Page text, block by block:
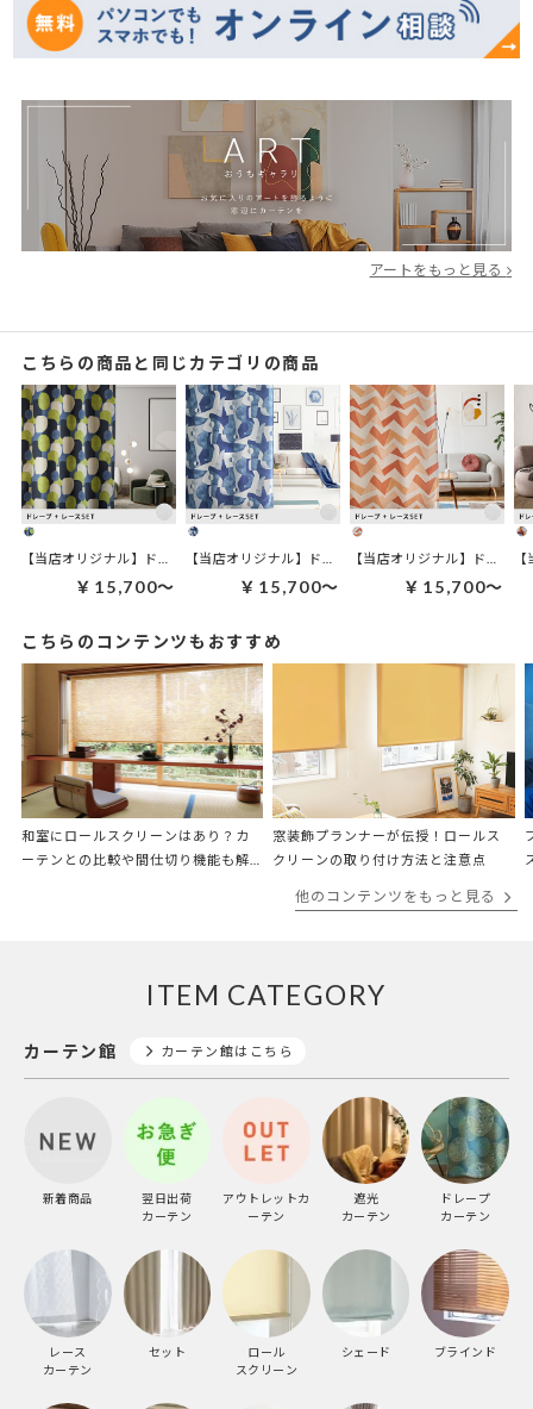
アートをもっと見る
こちらの商品と同じカテゴリの商品
【当店オリジナル】ドレープ＋レースセット | マフィンセット
￥15,700～
【当店オリジナル】ドレープ＋レースセット | アズール
￥15,700～
【当店オリジナル】ドレー
￥15,700～
こちらのコンテンツもおすすめ
和室にロールスクリーンはあり？カ
ーテンとの比較や間仕切り機能も解
窓装飾プランナーが伝授！ロールス
クリーンの取り付け方法と注意点
他のコンテンツをもっと見る
ITEM CATEGORY
カーテン館 カーテン館はこちら
新着商品
翌日出荷
カーテン
アウトレットカ
ーテン
遮光
カーテン
ドレープ
カーテン
レース
カーテン
セット
ロール
スクリーン
シェード ブラインド